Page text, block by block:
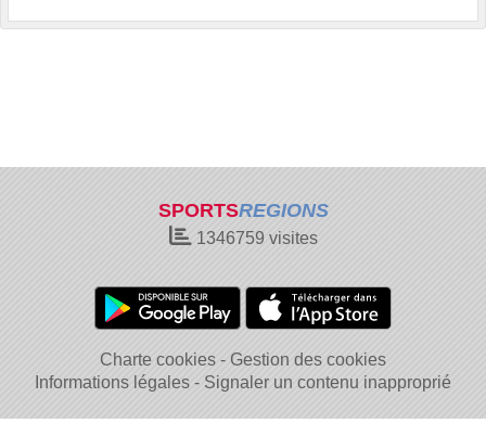
SPORTSREGIONS
1346759visites
Charte cookies
Gestion des cookies
Informations légales
Signaler un contenu inapproprié